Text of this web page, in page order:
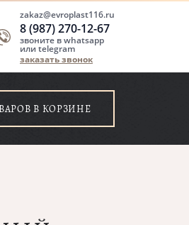
zakaz@evroplast116.ru
8 (987) 270-12-67
звоните в whatsapp
или telegram
заказать звонок
В КОРЗИНЕ